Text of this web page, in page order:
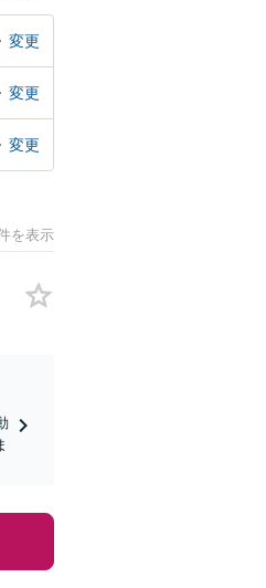
律相談
変更
変更
変更
を表示